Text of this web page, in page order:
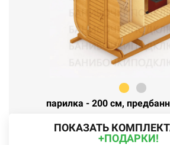
парилка - 200 см,
ПОКАЗАТЬ
+ПОДАРКИ!